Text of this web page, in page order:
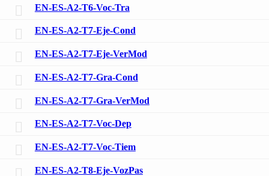
EN-ES-A2-T6-Voc-Tra
EN-ES-A2-T7-Eje-Cond
EN-ES-A2-T7-Eje-VerMod
EN-ES-A2-T7-Gra-Cond
EN-ES-A2-T7-Gra-VerMod
EN-ES-A2-T7-Voc-Dep
EN-ES-A2-T7-Voc-Tiem
EN-ES-A2-T8-Eje-VozPas